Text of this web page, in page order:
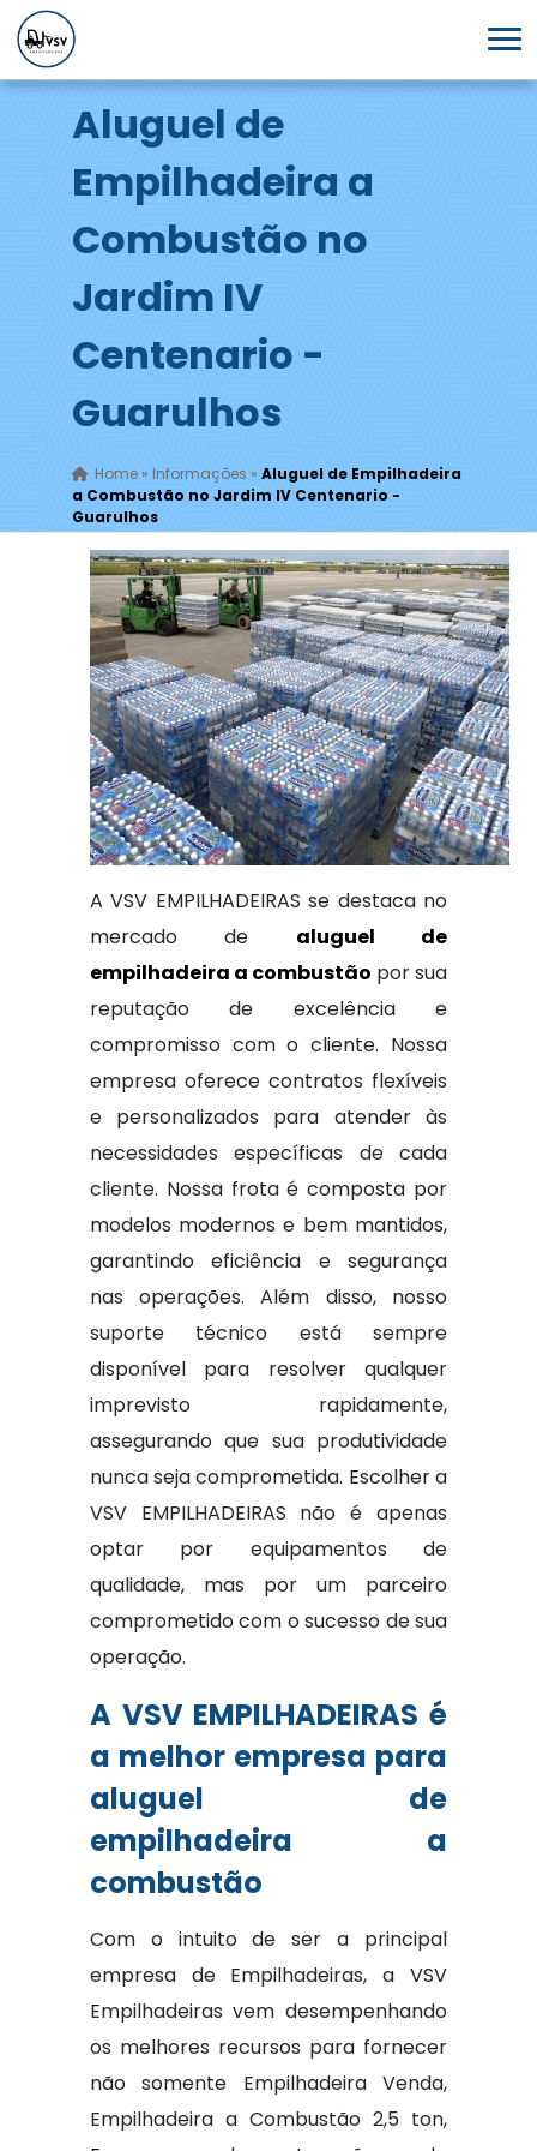
Aluguel de
Empilhadeira a
Combustão no
Jardim IV
Centenario -
Guarulhos
Home» Informações » Aluguel de Empilhadeira
a Combustão no Jardim IV Centenario -
Guarulhos
A VSV EMPILHADEIRAS se destaca no
mercado de aluguel de
empilhadeira a combustão por sua
reputação de excelência e
compromisso com o cliente. Nossa
empresa oferece contratos flexíveis
e personalizados para atender às
necessidades específicas de cada
cliente. Nossa frota é composta por
modelos modernos e bem mantidos,
garantindo eficiência e segurança
nas operações. Além disso, nosso
suporte técnico está sempre
disponível para resolver qualquer
imprevisto rapidamente,
assegurando que sua produtividade
nunca seja comprometida. Escolher a
VSV EMPILHADEIRAS não é apenas
optar por equipamentos de
qualidade, mas por um parceiro
comprometido com o sucesso de sua
operação.
A VSV EMPILHADEIRAS é
a melhor empresa para
aluguel de
empilhadeira a
combustão
Com o intuito de ser a principal
empresa de Empilhadeiras, a VSV
Empilhadeiras vem desempenhando
os melhores recursos para fornecer
não somente Empilhadeira Venda,
Empilhadeira a Combustão 2,5 ton,